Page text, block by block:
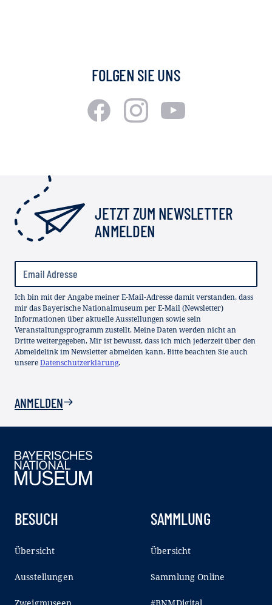
FOLGEN SIE UNS
JETZT ZUM NEWSLETTER
ANMELDEN
Ich bin mit der Angabe meiner E-Mail-Adresse damit verstanden, dass
mir das Bayerische Nationalmuseum per E-Mail (Newsletter)
Informationen über aktuelle Ausstellungen sowie sein
Veranstaltungsprogramm zustellt. Meine Daten werden nicht an
Dritte weitergegeben. Mir ist bewusst, dass ich mich jederzeit über den
Abmeldelink im Newsletter abmelden kann. Bitte beachten Sie auch
unsereDatenschutzerklärung.
ANMELDEN
BESUCH
Übersicht
Ausstellungen
SAMMLUNG
Übersicht
Sammlung Online